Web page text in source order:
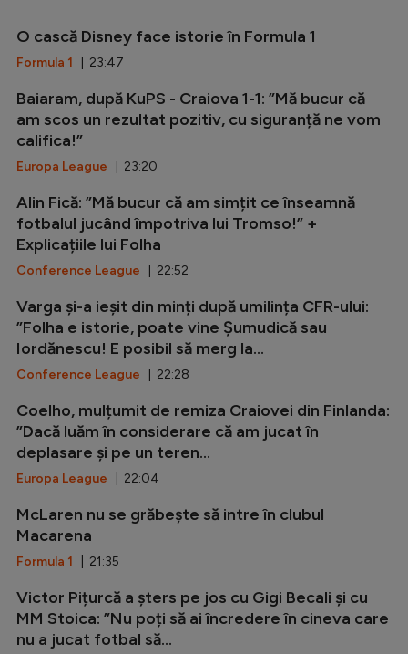
O cască Disney face istorie în Formula 1
Formula 1 | 23:47
Baiaram, după KuPS - Craiova 1-1: ”Mă bucur că
am scos un rezultat pozitiv, cu siguranță ne vom
califica!”
Europa League | 23:20
Alin Fică: ”Mă bucur că am simțit ce înseamnă
fotbalul jucând împotriva lui Tromso!” +
Explicațiile lui Folha
Conference League | 22:52
Varga și-a ieșit din minți după umilința CFR-ului:
”Folha e istorie, poate vine Șumudică sau
Iordănescu! E posibil să merg la...
Conference League | 22:28
Coelho, mulțumit de remiza Craiovei din Finlanda:
”Dacă luăm în considerare că am jucat în
deplasare și pe un teren...
Europa League | 22:04
McLaren nu se grăbește să intre în clubul
Macarena
Formula 1 | 21:35
Victor Pițurcă a șters pe jos cu Gigi Becali și cu
MM Stoica: ”Nu poți să ai încredere în cineva care
nu a jucat fotbal să...